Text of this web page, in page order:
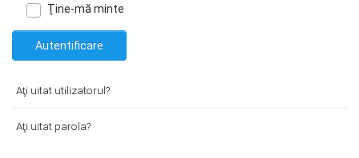
Ţine-mă minte
Autentificare
Aţi uitat utilizatorul?
Aţi uitat parola?